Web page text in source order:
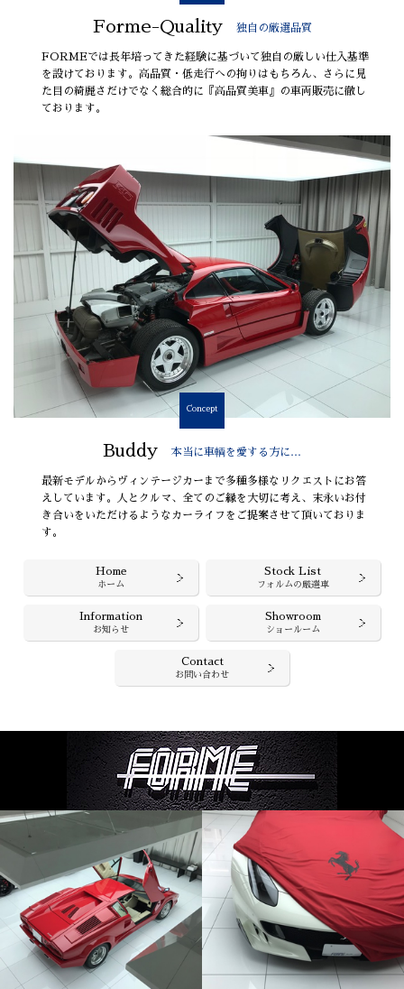
Forme-Quality 独自の厳選品質
FORMEでは長年培ってきた経験に基づいて独自の厳しい仕入基準
を設けております。高品質・低走行への拘りはもちろん、さらに見
た目の綺麗さだけでなく総合的に『高品質美車』の車両販売に徹し
ております。
Concept
Buddy 本当に車輌を愛する方に…
最新モデルからヴィンテージカーまで多種多様なリクエストにお答
えしています。人とクルマ、全てのご縁を大切に考え、末永いお付
き合いをいただけるようなカーライフをご提案させて頂いておりま
す。
Home
ホーム
Stock List
フォルムの厳選車
Information
お知らせ
Showroom
ショールーム
Contact
お問い合わせ